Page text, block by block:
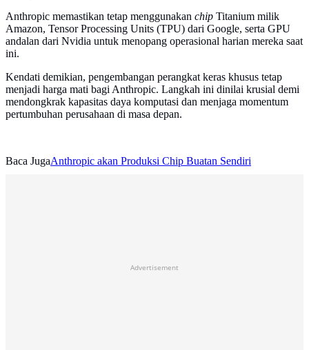
Anthropic memastikan tetap menggunakan chip Titanium milik
Amazon, Tensor Processing Units (TPU) dari Google, serta GPU
andalan dari Nvidia untuk menopang operasional harian mereka saat
ini.
Kendati demikian, pengembangan perangkat keras khusus tetap
menjadi harga mati bagi Anthropic. Langkah ini dinilai krusial demi
mendongkrak kapasitas daya komputasi dan menjaga momentum
pertumbuhan perusahaan di masa depan.
Baca JugaAnthropic akan Produksi Chip Buatan Sendiri
Advertisement